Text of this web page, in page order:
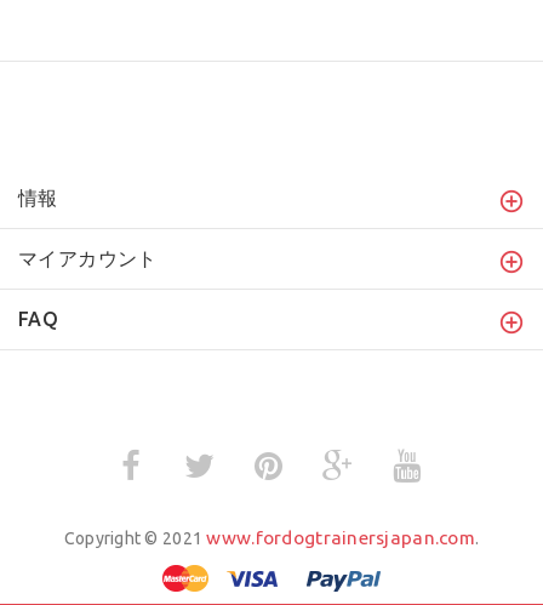
情報
マイアカウント
FAQ
Copyright © 2021www.fordogtrainersjapan.com.